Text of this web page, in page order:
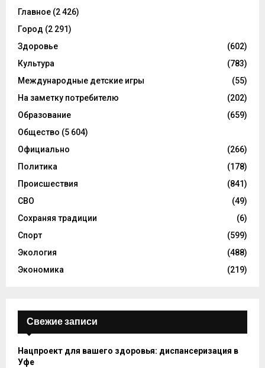
Главное (2 426)
Город (2 291)
Здоровье
(602)
Культура
(783)
Международные детские игры
(55)
На заметку потребителю
(202)
Образование
(659)
Общество (5 604)
Официально
(266)
Политика
(178)
Происшествия
(841)
СВО
(49)
Сохраняя традиции
(6)
Спорт
(599)
Экология
(488)
Экономика
(219)
Свежие записи
Нацпроект для вашего здоровья: диспансеризация в
Уфе